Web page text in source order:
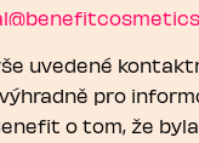
uvedené
pro
o tom, že